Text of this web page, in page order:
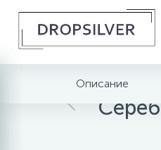
Главная
Описание